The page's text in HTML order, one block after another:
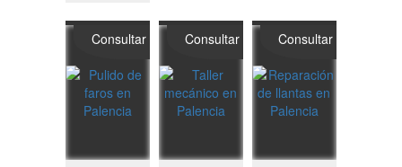
Consultar Consultar Consultar